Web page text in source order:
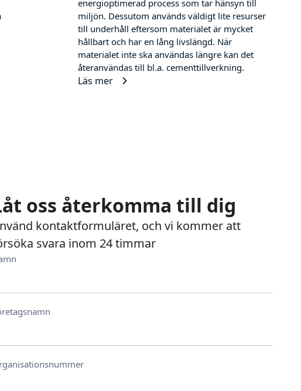
energioptimerad process som tar hänsyn till
miljön. Dessutom används väldigt lite resurser
till underhåll eftersom materialet är mycket
hållbart och har en lång livslängd. När
materialet inte ska användas längre kan det
återanvändas till bl.a. cementtillverkning.
Läs mer
oss återkomma till dig
kontaktformuläret, och vi kommer att
svara inom 24 timmar